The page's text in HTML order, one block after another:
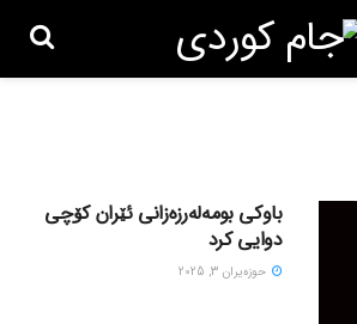
باوکی بومەلەرزەزانی ئێران کۆچی
دوایی کرد
حوزه‌یران 3, 2025